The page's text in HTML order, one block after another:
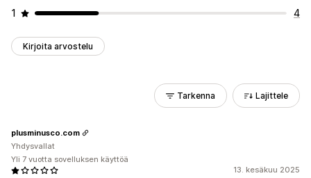
1
4
Kirjoita arvostelu
Tarkenna Lajittele
13. kesäkuu 2025
plusminusco.com
Yhdysvallat
Yli 7 vuotta sovelluksen käyttöä